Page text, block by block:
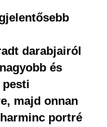
darabjairól
és
pesti
majd onnan
portré